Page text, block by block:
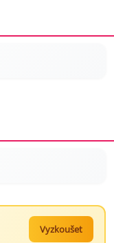
Vyzkoušet